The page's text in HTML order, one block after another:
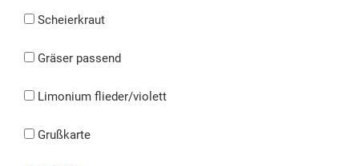
Scheierkraut
Gräser passend
Limonium flieder/violett
Grußkarte